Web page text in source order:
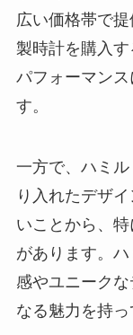
広い価格帯で
製時計を購入
パフォーマン
す。
一方で、ハミ
り入れたデザ
いことから、
があります。
感やユニーク
なる魅力を持っ